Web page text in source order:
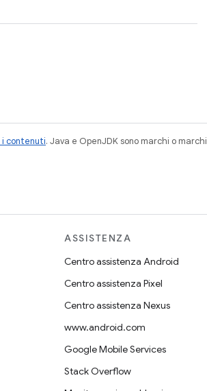
i contenuti. Java e OpenJDK sono marchi o marchi
ASSISTENZA
Centro assistenza Android
Centro assistenza Pixel
Centro assistenza Nexus
www.android.com
Google Mobile Services
Stack Overflow